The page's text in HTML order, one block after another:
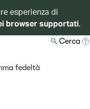
esperienza di
browser supportati.
Cerca
fedeltà